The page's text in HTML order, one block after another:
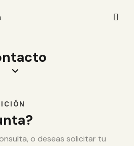
o deseas solicitar tu